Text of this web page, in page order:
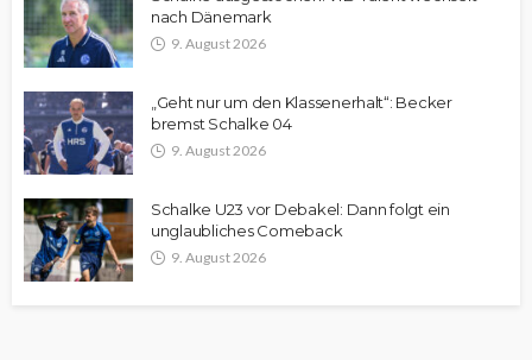
nach Dänemark
9. August 2026
„Geht nur um den Klassenerhalt“: Becker
bremst Schalke 04
9. August 2026
Schalke U23 vor Debakel: Dann folgt ein
unglaubliches Comeback
9. August 2026